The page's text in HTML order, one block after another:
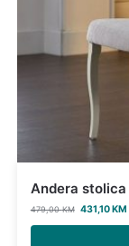
Andera stolica
479,00KM 431,10KM